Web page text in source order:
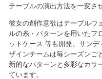
テーブルの演出方法を一変さ
彼女の創作意欲はテーブルウ
ルの糸・パターンを用いたフ
ットケース 等も開発。サン
ザインチームは毎シーズンご
新的なパターンと多彩なカラ
ています。